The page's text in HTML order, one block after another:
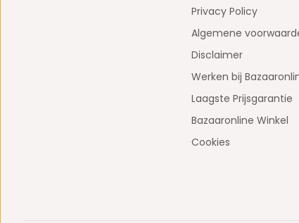
Privacy Policy
Algemene
Disclaimer
Werken bij
Laagste Prijsgarantie
Bazaaronline Winkel
Cookies